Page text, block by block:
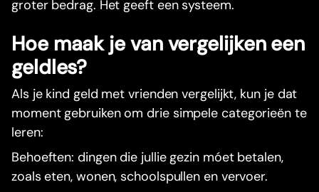
groter bedrag. Het geeft een systeem.
Hoe maak je van vergelijken een
geldles?
Als je kind geld met vrienden vergelijkt, kun je dat
moment gebruiken om drie simpele categorieën te
leren:
Behoeften: dingen die jullie gezin móet betalen,
zoals eten, wonen, schoolspullen en vervoer.